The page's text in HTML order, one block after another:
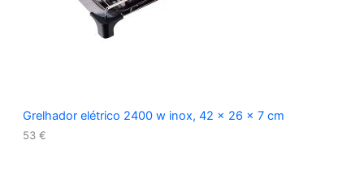
Grelhador elétrico 2400 w inox, 42 x 26 x 7 cm
53 €